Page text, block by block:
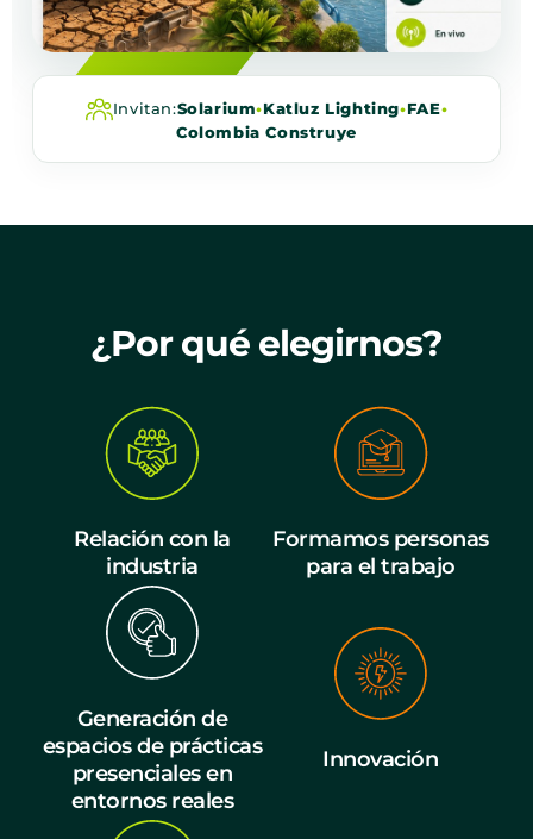
Invitan:Solarium•Katluz Lighting•FAE•
Colombia Construye
¿Por qué elegirnos?
Relación con la
industria
Formamos personas
para el trabajo
Generación de
espacios de prácticas
presenciales en
entornos reales
Innovación